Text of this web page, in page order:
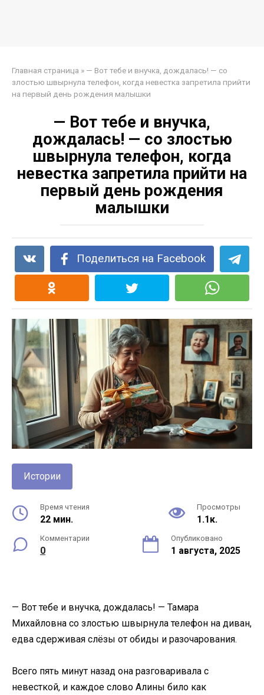
Главная страница » — Вот тебе и внучка, дождалась! — со
злостью швырнула телефон, когда невестка запретила прийти
на первый день рождения малышки
— Вот тебе и внучка,
дождалась! — со злостью
швырнула телефон, когда
невестка запретила прийти на
первый день рождения
малышки
Поделиться на Facebook
Истории
Время чтения
22 мин.
Просмотры
1.1к.
Комментарии
0
Опубликовано
1 августа, 2025
— Вот тебе и внучка, дождалась! — Тамара
Михайловна со злостью швырнула телефон на диван,
едва сдерживая слёзы от обиды и разочарования.
Всего пять минут назад она разговаривала с
невесткой, и каждое слово Алины било как